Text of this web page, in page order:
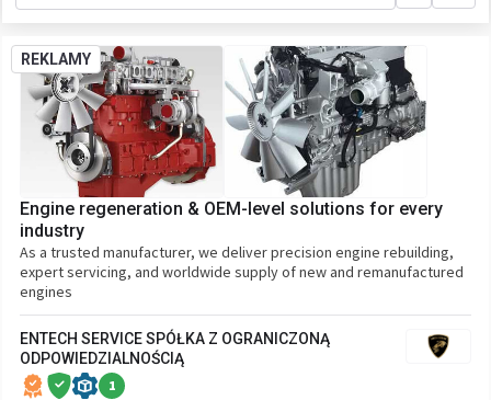
REKLAMY
Engine regeneration & OEM-level solutions for every
industry
As a trusted manufacturer, we deliver precision engine rebuilding,
expert servicing, and worldwide supply of new and remanufactured
engines
ENTECH SERVICE SPÓŁKA Z OGRANICZONĄ
ODPOWIEDZIALNOŚCIĄ
1